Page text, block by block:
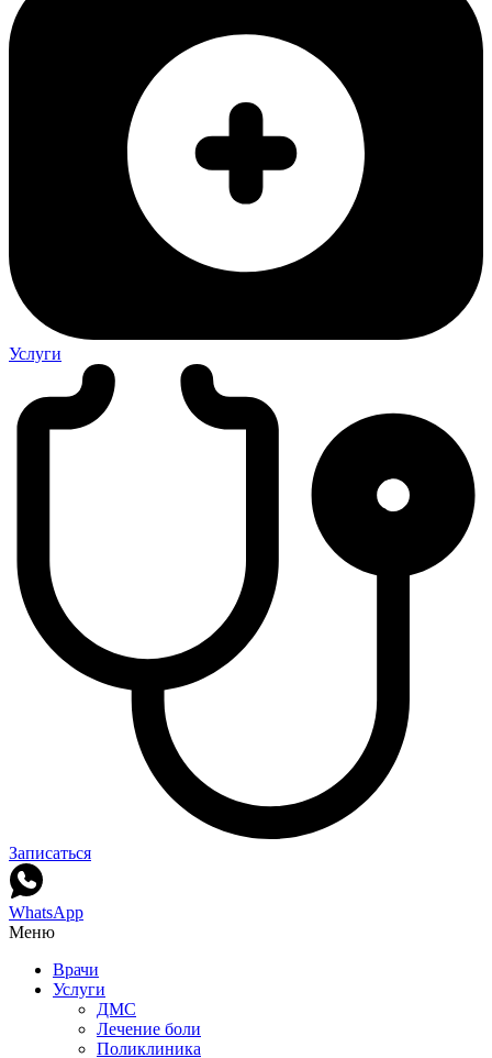
Услуги
Записаться
WhatsApp
Меню
Врачи
Услуги
ДМС
Лечение боли
Поликлиника